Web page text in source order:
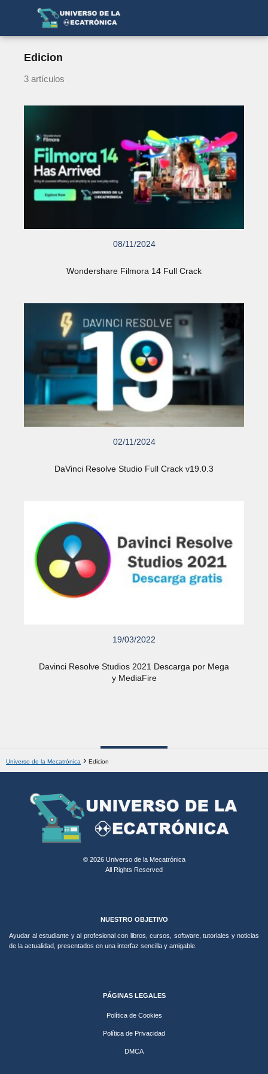
Edicion
3 artículos
08/11/2024
Wondershare Filmora 14 Full Crack
02/11/2024
DaVinci Resolve Studio Full Crack v19.0.3
19/03/2022
Davinci Resolve Studios 2021 Descarga por Mega
y MediaFire
Universo de la Mecatrónica Edicion
© 2026 Universo de la Mecatrónica
All Rights Reserved
NUESTRO OBJETIVO
Ayudar al estudiante y al profesional con libros, cursos, software, tutoriales y noticias
de la actualidad, presentados en una interfaz sencilla y amigable.
PÁGINAS LEGALES
Política de Cookies
Política de Privacidad
DMCA